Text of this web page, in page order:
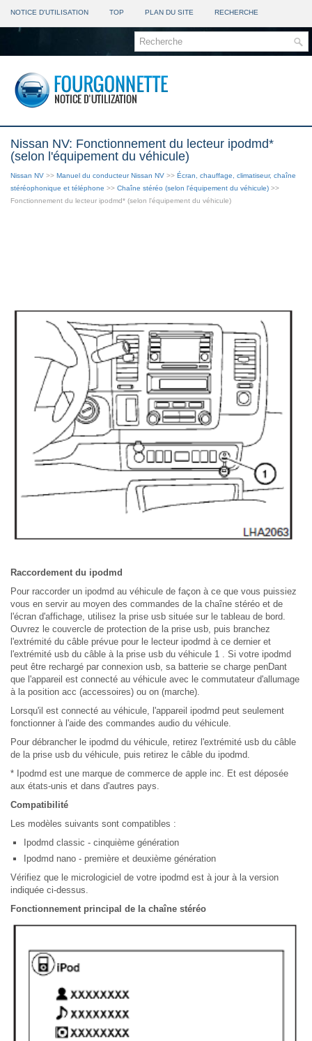
NOTICE D'UTILISATION TOP PLAN DU SITE RECHERCHE
Nissan NV: Fonctionnement du lecteur ipodmd*
(selon l'équipement du véhicule)
Nissan NV >> Manuel du conducteur Nissan NV >> Écran, chauffage, climatiseur, chaîne
stéréophonique et téléphone >> Chaîne stéréo (selon l'équipement du véhicule) >>
Fonctionnement du lecteur ipodmd* (selon l'équipement du véhicule)
Raccordement du ipodmd
Pour raccorder un ipodmd au véhicule de façon à ce que vous puissiez
vous en servir au moyen des commandes de la chaîne stéréo et de
l'écran d'affichage, utilisez la prise usb située sur le tableau de bord.
Ouvrez le couvercle de protection de la prise usb, puis branchez
l'extrémité du câble prévue pour le lecteur ipodmd à ce dernier et
l'extrémité usb du câble à la prise usb du véhicule 1 . Si votre ipodmd
peut être rechargé par connexion usb, sa batterie se charge penDant
que l'appareil est connecté au véhicule avec le commutateur d'allumage
à la position acc (accessoires) ou on (marche).
Lorsqu'il est connecté au véhicule, l'appareil ipodmd peut seulement
fonctionner à l'aide des commandes audio du véhicule.
Pour débrancher le ipodmd du véhicule, retirez l'extrémité usb du câble
de la prise usb du véhicule, puis retirez le câble du ipodmd.
* Ipodmd est une marque de commerce de apple inc. Et est déposée
aux états-unis et dans d'autres pays.
Compatibilité
Les modèles suivants sont compatibles :
Ipodmd classic - cinquième génération
Ipodmd nano - première et deuxième génération
Vérifiez que le micrologiciel de votre ipodmd est à jour à la version
indiquée ci-dessus.
Fonctionnement principal de la chaîne stéréo